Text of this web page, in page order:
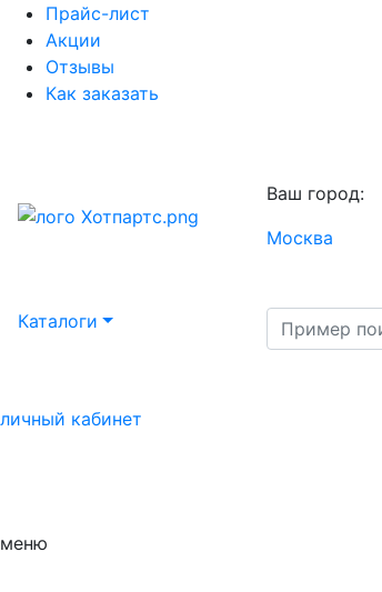
Прайс-лист
Акции
Отзывы
Как заказать
Ваш город:
Москва
Каталоги
личный кабинет
меню